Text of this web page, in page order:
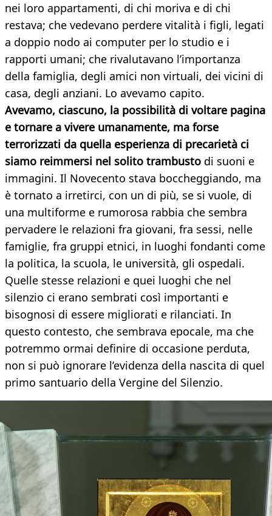
nei loro appartamenti, di chi moriva e di chi
restava; che vedevano perdere vitalità i figli, legati
a doppio nodo ai computer per lo studio e i
rapporti umani; che rivalutavano l’importanza
della famiglia, degli amici non virtuali, dei vicini di
casa, degli anziani. Lo avevamo capito.
Avevamo, ciascuno, la possibilità di voltare pagina
e tornare a vivere umanamente, ma forse
terrorizzati da quella esperienza di precarietà ci
siamo reimmersi nel solito trambusto di suoni e
immagini. Il Novecento stava boccheggiando, ma
è tornato a irretirci, con un di più, se si vuole, di
una multiforme e rumorosa rabbia che sembra
pervadere le relazioni fra giovani, fra sessi, nelle
famiglie, fra gruppi etnici, in luoghi fondanti come
la politica, la scuola, le università, gli ospedali.
Quelle stesse relazioni e quei luoghi che nel
silenzio ci erano sembrati così importanti e
bisognosi di essere migliorati e rilanciati. In
questo contesto, che sembrava epocale, ma che
potremmo ormai definire di occasione perduta,
non si può ignorare l’evidenza della nascita di quel
primo santuario della Vergine del Silenzio.